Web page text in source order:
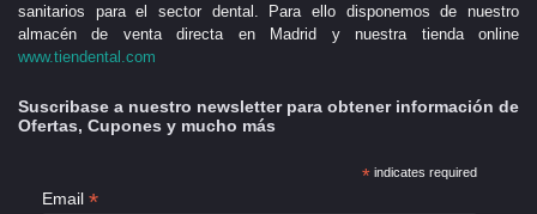
sanitarios para el sector dental. Para ello disponemos de nuestro
almacén de venta directa en Madrid y nuestra tienda online
www.tiendental.com
Suscribase a nuestro newsletter para obtener información de
Ofertas, Cupones y mucho más
*indicates required
Email *